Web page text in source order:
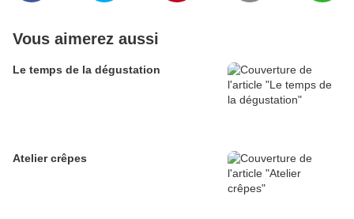
Vous aimerez aussi
Le temps de la dégustation
Atelier crêpes